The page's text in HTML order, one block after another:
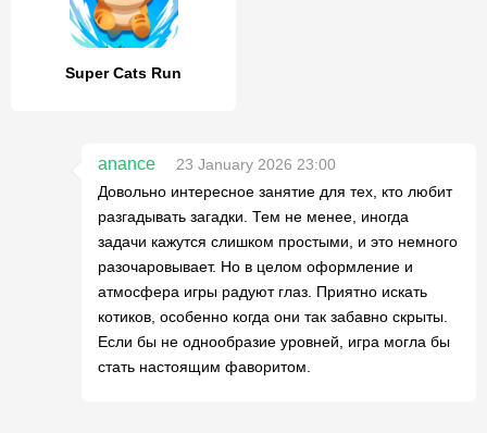
Super Cats Run
anance
23 January 2026 23:00
Довольно интересное занятие для тех, кто любит
разгадывать загадки. Тем не менее, иногда
задачи кажутся слишком простыми, и это немного
разочаровывает. Но в целом оформление и
атмосфера игры радуют глаз. Приятно искать
котиков, особенно когда они так забавно скрыты.
Если бы не однообразие уровней, игра могла бы
стать настоящим фаворитом.